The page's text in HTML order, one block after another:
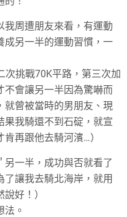
我周遭朋友來看，有運動
成另一半的運動習慣，一
次挑戰70K平路，第三次加
不會讓另一半因為驚嚇而
就曾被當時的男朋友、現
果我騎還不到石碇，就宣
再跟他去騎河濱…）
一半，成功與否就看了
了讓我去騎北海岸，就用
好！ ）
法。